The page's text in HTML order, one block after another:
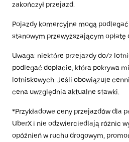
zakończył przejazd.
Pojazdy komercyjne mogą
stanowym przewyższającym opłatę
Uwaga: niektóre przejazdy do/z
podlegać dopłacie, która pokrywa
lotniskowych. Jeśli obowiązuje
cena uwzględnia aktualne stawki.
*Przykładowe ceny przejazdów dla
UberX i nie odzwierciedlają różnic
opóźnień w ruchu drogowym,